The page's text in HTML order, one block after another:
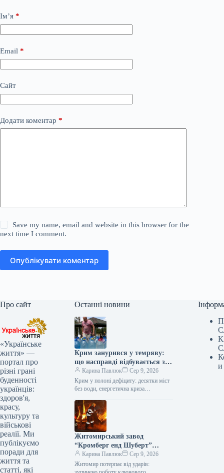
Ім’я *
Email *
Сайт
Додати коментар *
Save my name, email and website in this browser for the
next time I comment.
Опублікувати коментар
Про сайт
«Українське
життя» —
портал про
різні грані
буденності
українців:
здоров'я,
красу,
культуру та
військові
реалії. Ми
публікуємо
поради для
життя та
статті, які
Останні новини
Крим занурився у темряву:
що насправді відбувається з
енерго- та водопостачанням
півострова
Карина Павлюк
Сер 9, 2026
Крим у полоні дефіциту: десятки міст
без води, енергетична криза
стикається з серйозними проблемами:
водопостачання припинено у…
Житомирський завод
“Кромберг енд Шуберт”
призупинив роботу: що
відомо
Карина Павлюк
Сер 9, 2026
Житомир потерпає від ударів:
и